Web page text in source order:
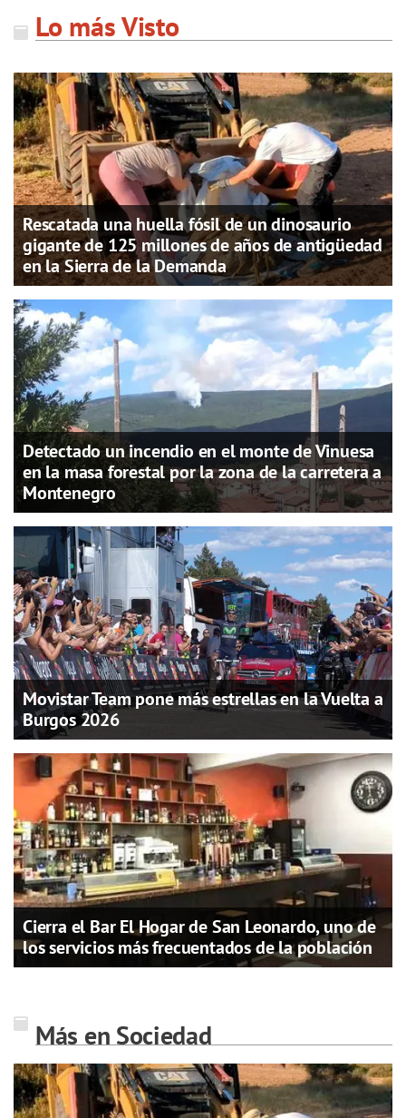
Lo más Visto
Rescatada una huella fósil de un dinosaurio
gigante de 125 millones de años de antigüedad
en la Sierra de la Demanda
Detectado un incendio en el monte de Vinuesa
en la masa forestal por la zona de la carretera a
Montenegro
Movistar Team pone más estrellas en la Vuelta a
Burgos 2026
Cierra el Bar El Hogar de San Leonardo, uno de
los servicios más frecuentados de la población
Más en Sociedad